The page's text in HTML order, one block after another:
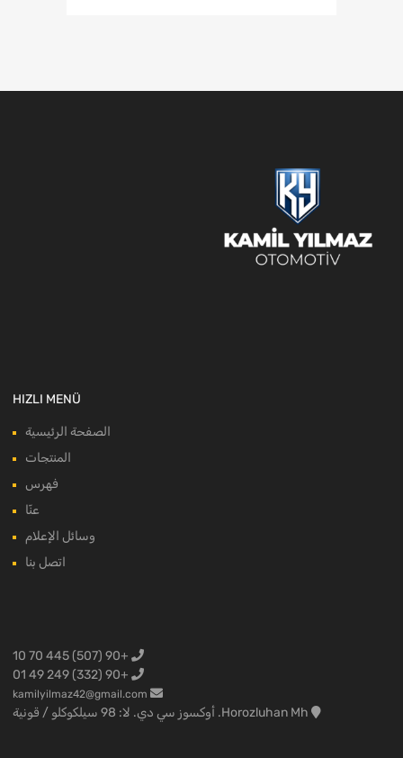
HIZLI MENÜ
الصفحة الرئيسية
المنتجات
فهرس
عنّا
وسائل الإعلام
اتصل بنا
+90 (507) 445 70 10
+90 (332) 249 49 01
kamilyilmaz42@gmail.com
Horozluhan Mh. أوكسوز سي دي. لا: 98 سيلكوكلو / قونية